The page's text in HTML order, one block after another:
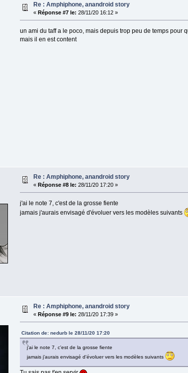
Re : Amphiphone, anandroid story
«Réponse #7 le: 28/11/20 16:12 »
un ami du taff a le poco, mais depuis trop peu de temps pour
mais il en est content
Re : Amphiphone, anandroid story
«Réponse #8 le: 28/11/20 17:20 »
j'ai le note 7, c'est de la grosse fiente
jamais j'aurais envisagé d'évoluer vers les modèles suivants
Re : Amphiphone, anandroid story
«Réponse #9 le: 28/11/20 17:39 »
Citation de: nedurb le 28/11/20 17:20
j'ai le note 7, c'est de la grosse fiente
jamais j'aurais envisagé d'évoluer vers les modèles suivants